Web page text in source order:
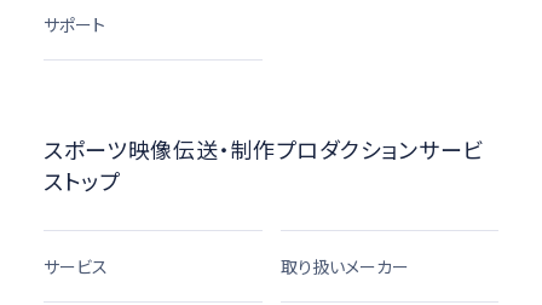
サポート
スポーツ映像伝送・制作プロダクションサービ
ストップ
サービス 取り扱いメーカー